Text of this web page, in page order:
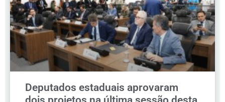
Deputados estaduais aprovaram